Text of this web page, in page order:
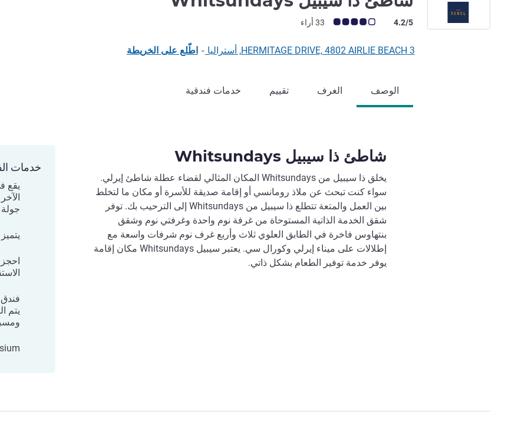
ملاحظة أراء العملاء (رأي ALL)
4.2/5 33 أراء
3 HERMITAGE DRIVE, 4802 AIRLIE BEACH, أستراليا - اطّلع على الخريطة
الوصف الغرف تقييم خدمات فندقية
شاطئ ذا سيبيل Whitsundays
يخلق ذا سيبيل من Whitsundays المكان المثالي لقضاء عطلة شاطئ إيرلي.
سواء كنت تبحث عن ملاذ رومانسي أو إقامة صديقة للأسرة أو مكان ما لتخلط
بين العمل والمتعة تتطلع ذا سيبيل من Whitsundays إلى الترحيب بك. توفر
شقق الخدمة الذاتية المستوحاة من غرفة نوم واحدة وغرفتي نوم وشقق
بنتهاوس فاخرة في الطابق العلوي ثلاث وأربع غرف نوم شرفات واسعة مع
إطلالات على ميناء إيرلي وكورال سي. يعتبر سيبيل Whitsundays مكان إقامة
يوفر خدمة توفير الطعام بشكل ذاتي.
خدمات
يقع
جولة Great Barrier Reef النهارية.
يتم